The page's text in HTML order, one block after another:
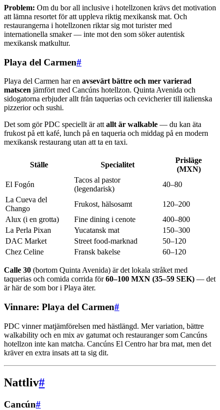
Problem: Om du bor all inclusive i hotellzonen krävs det motivation
att lämna resortet för att uppleva riktig mexikansk mat. Och
restaurangerna i hotellzonen riktar sig mot turister med
internationella smaker — inte mot den som söker autentisk
mexikansk matkultur.
Playa del Carmen#
Playa del Carmen har en avsevärt bättre och mer varierad
matscen jämfört med Cancúns hotellzon. Quinta Avenida och
sidogatorna erbjuder allt från taquerias och cevicherier till italienska
pizzerior och sushi.
Det som gör PDC speciellt är attallt är walkable — du kan äta
frukost på ett kafé, lunch på en taqueria och middag på en modern
mexikansk restaurang utan att ta en taxi.
Ställe Specialitet
Prisläge
(MXN)
El Fogón
Tacos al pastor
(legendarisk)
40–80
La Cueva del
Chango
Frukost, hälsosamt
120–200
Alux (i en grotta)
Fine dining i cenote
400–800
La Perla Pixan
Yucatansk mat
150–300
DAC Market
Street food-marknad
50–120
Chez Celine
Fransk bakelse 60–120
Calle 30 (bortom Quinta Avenida) är det lokala stråket med
taquerias och comida corrida för60–100 MXN (35–59 SEK) — det
är här de som bor i Playa äter.
Vinnare: Playa del Carmen#
PDC vinner matjämförelsen med hästlängd. Mer variation, bättre
walkability och en mix av gatumat och restauranger som Cancúns
hotellzon inte kan matcha. Cancúns El Centro har bra mat, men det
kräver en extra insats att ta sig dit.
Nattliv#
Cancún#